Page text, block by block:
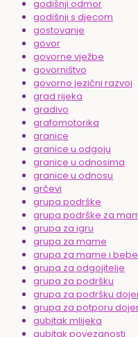
godišnji odmor
godišnji s djecom
gostovanje
govor
govorne vježbe
govorništvo
govorno jezični razvoj
grad rijeka
gradivo
grafomotorika
granice
granice u odgoju
granice u odnosima
granice u odnosu
grčevi
grupa podrške
grupa podrške za
grupa za igru
grupa za mame
grupa za mame i bebe
grupa za odgojitelje
grupa za podršku
grupa za podršku
grupa za potporu
gubitak mlijeka
gubitak povezanosti